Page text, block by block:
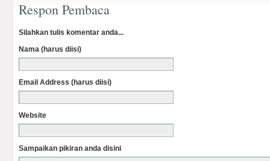
Respon Pembaca
Silahkan tulis komentar anda...
Nama (harus diisi)
Email Address (harus diisi)
Website
Sampaikan pikiran anda disini